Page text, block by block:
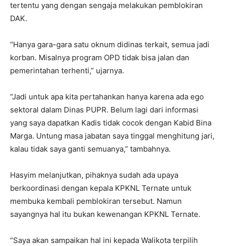
tertentu yang dengan sengaja melakukan pemblokiran
DAK.
“Hanya gara-gara satu oknum didinas terkait, semua jadi
korban. Misalnya program OPD tidak bisa jalan dan
pemerintahan terhenti,” ujarnya.
“Jadi untuk apa kita pertahankan hanya karena ada ego
sektoral dalam Dinas PUPR. Belum lagi dari informasi
yang saya dapatkan Kadis tidak cocok dengan Kabid Bina
Marga. Untung masa jabatan saya tinggal menghitung jari,
kalau tidak saya ganti semuanya,” tambahnya.
Hasyim melanjutkan, pihaknya sudah ada upaya
berkoordinasi dengan kepala KPKNL Ternate untuk
membuka kembali pemblokiran tersebut. Namun
sayangnya hal itu bukan kewenangan KPKNL Ternate.
“Saya akan sampaikan hal ini kepada Walikota terpilih